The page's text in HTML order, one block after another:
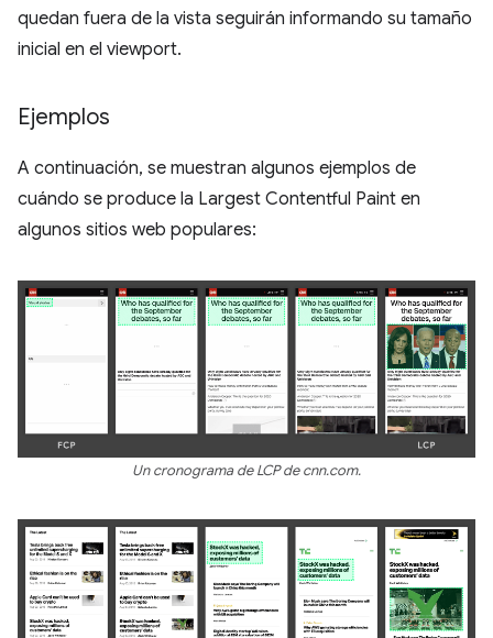
quedan fuera de la vista seguirán informando su tamaño
inicial en el viewport.
Ejemplos
A continuación, se muestran algunos ejemplos de
cuándo se produce la Largest Contentful Paint en
algunos sitios web populares:
Un cronograma de LCP de cnn.com.